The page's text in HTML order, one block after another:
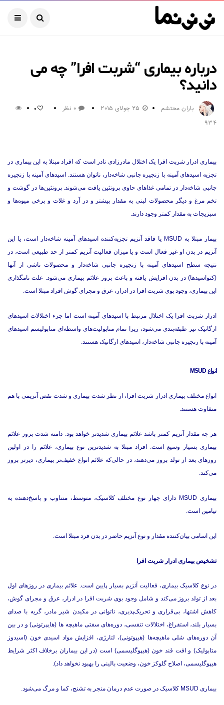
درباره بیماری “شربت افرا” چه می
دانید؟
باران محتشم 25 جولای 2015 0 نظر 0
934
بیماری ادرار شربت افرا یک اختلال مادرزادی نادر است که افراد مبتلا به این بیماری در
تجزیه اسیدهای آمینه با زنجیره جانبی شاخه‌دار، ناتوان هستند. اسیدهای آمینه با زنجیره
جانبی شاخه‌دار در تمامی غذاهای حاوی پروتئین یافت می‌شوند. پروتئین‌ها در گوشت و
تخم مرغ و دیگر محصولات لبنی به مقدار بیشتر و در آرد و غلات و برخی میوه‌ها و
سبزیجات به مقدار کمتر وجود دارند.
بیمار مبتلا به MSUD یا فاقد آنزیم تجزیه‌کننده اسیدهای آمینه شاخه‌دار است، یا این
آنزیم در بدن او غیر فعال است و یا میزان فعالیت آنزیم کمتر از حد طبیعی است، در
نتیجه سطح اسیدهای آمینه با زنجیره جانبی شاخه‌دار و محصولات ناشی از آنها
(کتواسیدها) در بدن افزایش یافته و باعث بروز علائم بیماری می‌شود. علت نامگذاری
این بیماری، وجود بوی شربت افرا در ادرار، عرق و مجرای گوش افراد مبتلا است.
ادرار شربت افرا یک اختلال مرتبط با اسیدهای آمینه است اما جزء اختلالات اسیدهای
ارگانیک نیز طبقه‌بندی می‌شود، زیرا تمام متابولیت‌های واسطه‌ای متابولیسم اسید‌های
آمینه با زنجیره جانبی شاخه‌دار، اسیدهای ارگانیک هستند.
انواع MSUD
انواع مختلف بیماری ادرار شربت افرا، از نظر شدت بیماری و شدت نقص آنزیمی با هم
متفاوت هستند.
هر چه مقدار آنزیم کمتر باشد علائم بیماری شدیدتر خواهد بود. دامنه شدت بروز علائم
بیماری بسیار وسیع است. افراد مبتلا به شدیدترین نوع بیماری، علائم را در اولین
روزهای بعد از تولد بروز می‌دهند، در حالی‌که علائم انواع خفیف‌تر بیماری، دیرتر بروز
می‌کند.
بیماری MSUD دارای چهار نوع مختلف کلاسیک، متوسط، متناوب و پاسخ‌دهنده به
تیامین است.
این اسامی بیان‌کننده مقدار و نوع آنزیم حاضر در بدن فرد مبتلا است.
تشخیص بیماری ادرار شربت افرا
در نوع کلاسیک بیماری، فعالیت آنزیم بسیار پایین است. علائم بیماری در روزهای اول
بعد از تولد بروز می‌کند و شامل وجود بوی شربت افرا در ادرار، عرق و مجرای گوش،
کاهش اشتها، بی‌قراری و تحریک‌پذیری، ناتوانی در مکیدن شیر مادر، گریه با صدای
بسیار بلند، استفراغ، اختلالات تنفسی، دوره‌های سفتی ماهیچه ها (هایپرتونی) و در بین
آن دوره‌های شلی ماهیچه‌ها (هیپوتونی)، لتارژی، افزایش مواد اسیدی خون (اسیدوز
متابولیک) و افت قند خون (هیپوگلیسمی) است (در این بیماران برخلاف اکثر شرایط
هیپوگلیسمی، اصلاح گلوکز خون، وضعیت بالینی را بهبود نخواهد داد).
بیماری MSUD کلاسیک در صورت عدم درمان منجر به تشنج، کما و مرگ می‌شود.